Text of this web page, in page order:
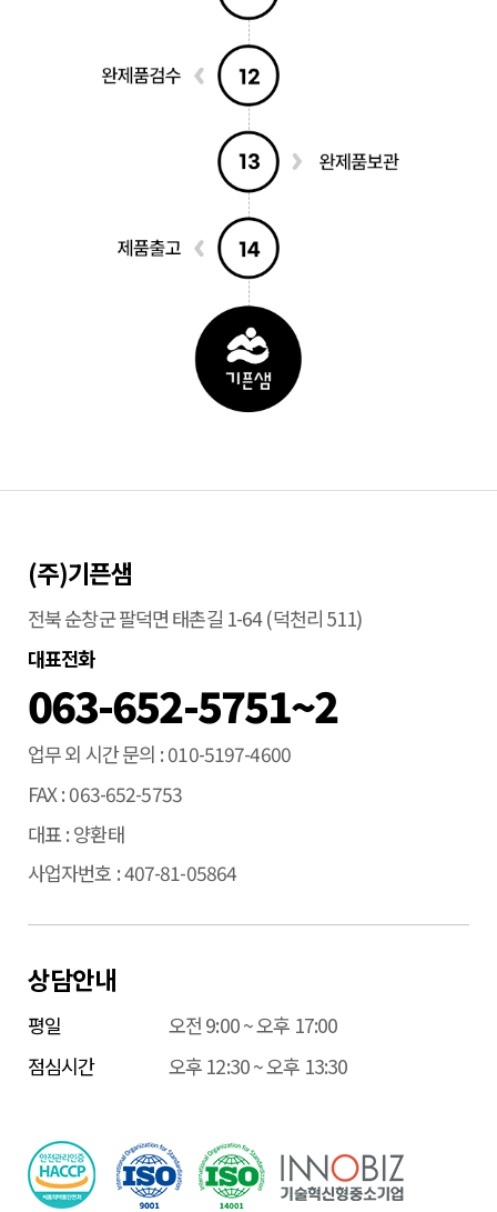
(주)기픈샘
전북 순창군 팔덕면 태촌길 1-64 (덕천리 511)
대표전화
063-652-5751~2
업무 외 시간 문의 010-5197-4600
FAX 063-652-5753
대표 양환태
사업자번호 407-81-05864
상담안내
평일
오전 9:00 ~ 오후 17:00
점심시간
오후 12:30 ~ 오후 13:30